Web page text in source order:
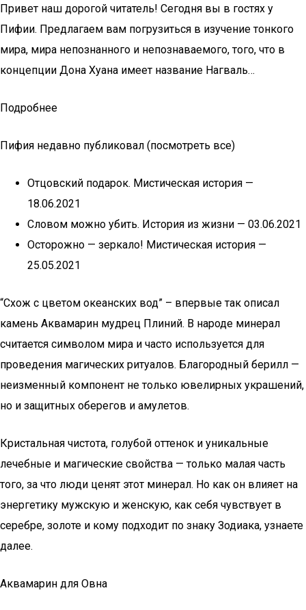
Привет наш дорогой читатель! Сегодня вы в гостях у
Пифии. Предлагаем вам погрузиться в изучение тонкого
мира, мира непознанного и непознаваемого, того, что в
концепции Дона Хуана имеет название Нагваль…
Подробнее
Пифия недавно публиковал (посмотреть все)
Отцовский подарок. Мистическая история —
18.06.2021
Словом можно убить. История из жизни — 03.06.2021
Осторожно — зеркало! Мистическая история —
25.05.2021
“Схож с цветом океанских вод” – впервые так описал
камень Аквамарин мудрец Плиний. В народе минерал
считается символом мира и часто используется для
проведения магических ритуалов. Благородный берилл —
неизменный компонент не только ювелирных украшений,
но и защитных оберегов и амулетов.
Кристальная чистота, голубой оттенок и уникальные
лечебные и магические свойства — только малая часть
того, за что люди ценят этот минерал. Но как он влияет на
энергетику мужскую и женскую, как себя чувствует в
серебре, золоте и кому подходит по знаку Зодиака, узнаете
далее.
Аквамарин для Овна